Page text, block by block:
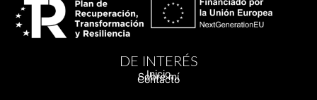
DE INTERÉS
Inicio
Sobre mí
Contacto